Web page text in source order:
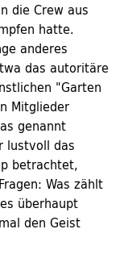
die Crew aus
hatte.
anderes
das autoritäre
"Garten
Mitglieder
genannt
lustvoll das
betrachtet,
Was zählt
überhaupt
den Geist